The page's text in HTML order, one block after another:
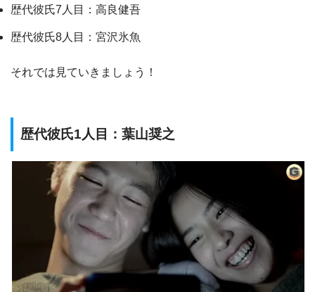
歴代彼氏7人目：高良健吾
歴代彼氏8人目：宮沢氷魚
それでは見ていきましょう！
歴代彼氏1人目：葉山奨之